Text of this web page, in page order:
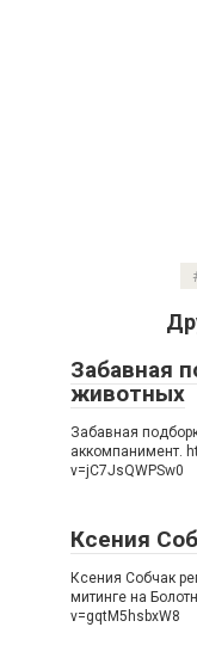
Забавная
животных
Забавная
аккомпанимент.
v=jC7JsQWPSw0
Ксения
Ксения Собчак
митинге на
v=gqtM5hsbxW8